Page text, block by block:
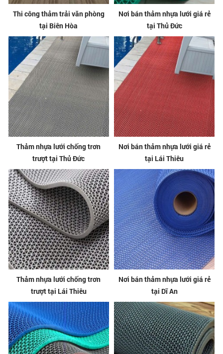
Thi công thảm trải văn phòng
tại Biên Hòa
Nơi bán thảm nhựa lưới giá rẻ
tại Thủ Đức
Thảm nhựa lưới chống trơn
trượt tại Thủ Đức
Nơi bán thảm nhựa lưới giá rẻ
tại Lái Thiêu
Thảm nhựa lưới chống trơn
trượt tại Lái Thiêu
Nơi bán thảm nhựa lưới giá rẻ
tại Dĩ An